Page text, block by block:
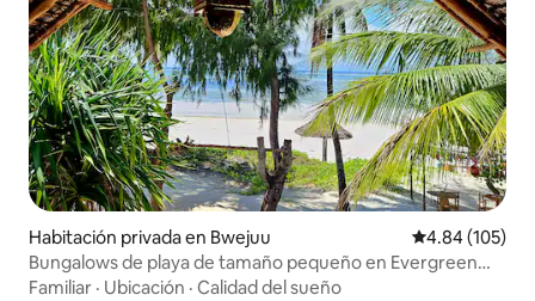
Habitación privada en Bwejuu Calificación
4.84 (105)
Bungalows de playa de tamaño pequeño en Evergreen
Bungalows
Familiar · Ubicación · Calidad del sueño